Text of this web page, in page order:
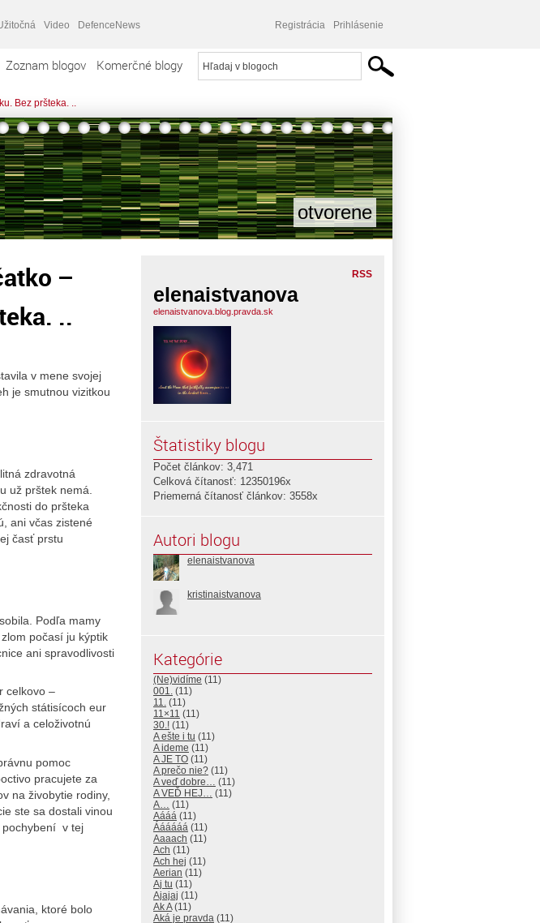
Video DefenceNews Registrácia Prihlásenie
Zoznam blogov Komerčné blogy
Bez pršteka. ..
otvorene
–
..
v mene svojej
je smutnou vizitkou
zdravotná
už prštek nemá.
do pršteka
ani včas zistené
časť prstu
Podľa mamy
počasí ju kýptik
ani spravodlivosti
celkovo –
státisícoch eur
a celoživotnú
pomoc
pracujete za
na živobytie rodiny,
ste sa dostali vinou
pochybení v tej
ktoré bolo
RSS
elenaistvanova
elenaistvanova.blog.pravda.sk
Štatistiky blogu
Počet článkov: 3,471
Celková čítanosť: 12350196x
Priemerná čítanosť článkov: 3558x
Autori blogu
elenaistvanova
kristinaistvanova
Kategórie
(Ne)vidíme (11)
001. (11)
11. (11)
11×11 (11)
30.! (11)
A ešte i tu (11)
A ideme (11)
A JE TO (11)
A prečo nie? (11)
A veď dobre… (11)
A VEĎ HEJ… (11)
A… (11)
Aááá (11)
Áááááá (11)
Aaaach (11)
Ach (11)
Ach hej (11)
Aerian (11)
Aj tu (11)
Ajajaj (11)
Ak A(11)
Aká je pravda (11)